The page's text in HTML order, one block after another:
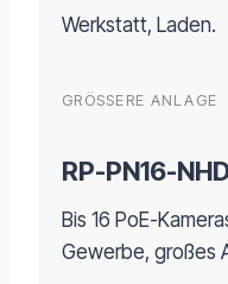
Werkstatt, Laden.
GRÖSSERE ANLAGE
RP-PN16-
Bis 16 PoE-
Gewerbe, großes